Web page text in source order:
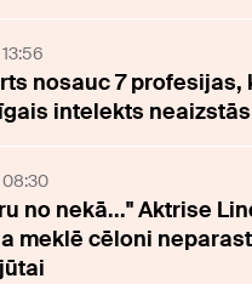
13:56
nosauc 7 profesijas,
intelekts neaizstās
08:30
no nekā..." Aktrise
meklē cēloni